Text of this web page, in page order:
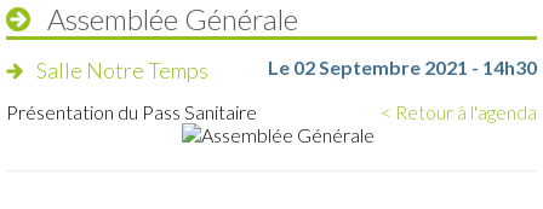
Assemblée Générale
Salle Notre Temps
Le 02 Septembre 2021 - 14h30
< Retour à l'agenda
Présentation du Pass Sanitaire